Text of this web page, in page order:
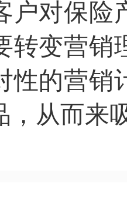
户对保险
转变营销
性的营销
，从而来